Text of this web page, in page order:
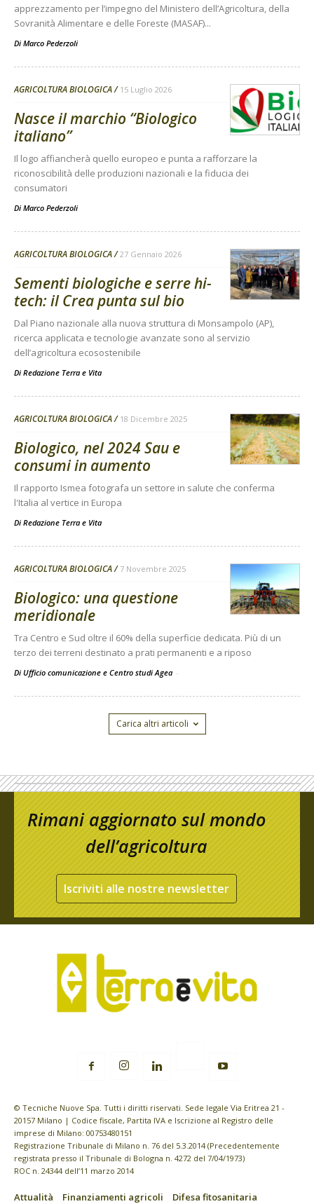
apprezzamento per l’impegno del Ministero dell’Agricoltura, della
Sovranità Alimentare e delle Foreste (MASAF)...
Di Marco Pederzoli
AGRICOLTURA BIOLOGICA 15 Luglio 2026
Nasce il marchio “Biologico
italiano”
Il logo affiancherà quello europeo e punta a rafforzare la
riconoscibilità delle produzioni nazionali e la fiducia dei
consumatori
Di Marco Pederzoli
AGRICOLTURA BIOLOGICA 27 Gennaio 2026
Sementi biologiche e serre hi-
tech: il Crea punta sul bio
Dal Piano nazionale alla nuova struttura di Monsampolo (AP),
ricerca applicata e tecnologie avanzate sono al servizio
dell’agricoltura ecosostenibile
Di Redazione Terra e Vita
AGRICOLTURA BIOLOGICA 18 Dicembre 2025
Biologico, nel 2024 Sau e
consumi in aumento
Il rapporto Ismea fotografa un settore in salute che conferma
l'Italia al vertice in Europa
Di Redazione Terra e Vita
AGRICOLTURA BIOLOGICA 7 Novembre 2025
Biologico: una questione
meridionale
Tra Centro e Sud oltre il 60% della superficie dedicata. Più di un
terzo dei terreni destinato a prati permanenti e a riposo
Di Ufficio comunicazione e Centro studi Agea -
Carica altri articoli
Rimani aggiornato sul mondo
dell’agricoltura
Iscriviti alle nostre newsletter
© Tecniche Nuove Spa. Tutti i diritti riservati. Sede legale Via Eritrea 21 -
20157 Milano | Codice fiscale, Partita IVA e Iscrizione al Registro delle
imprese di Milano: 00753480151
Registrazione Tribunale di Milano n. 76 del 5.3.2014 (Precedentemente
registrata presso il Tribunale di Bologna n. 4272 del 7/04/1973)
ROC n. 24344 dell’11 marzo 2014
Attualità Finanziamenti agricoli
Difesa fitosanitaria